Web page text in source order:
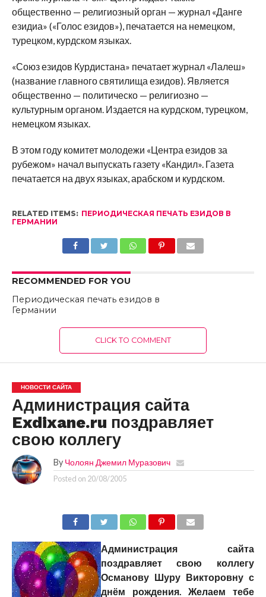
общественно — религиозный орган — журнал «Данге
езидиа» («Голос езидов»), печатается на немецком,
турецком, курдском языках.
«Союз езидов Курдистана» печатает журнал «Лалеш»
(название главного святилища езидов). Является
общественно — политическо — религиозно —
культурным органом. Издается на курдском, турецком,
немецком языках.
В этом году комитет молодежи «Центра езидов за
рубежом» начал выпускать газету «Кандил». Газета
печатается на двух языках, арабском и курдском.
RELATED ITEMS: ПЕРИОДИЧЕСКАЯ ПЕЧАТЬ ЕЗИДОВ В
ГЕРМАНИИ
RECOMMENDED FOR YOU
Периодическая печать езидов в
Германии
CLICK TO COMMENT
НОВОСТИ САЙТА
Администрация сайта
Exdixane.ru поздравляет
свою коллегу
By Чолоян Джемил Муразович
Posted on 20/08/2005
Администрация сайта
поздравляет свою коллегу
Османову Шуру Викторовну с
днём рождения. Желаем тебе